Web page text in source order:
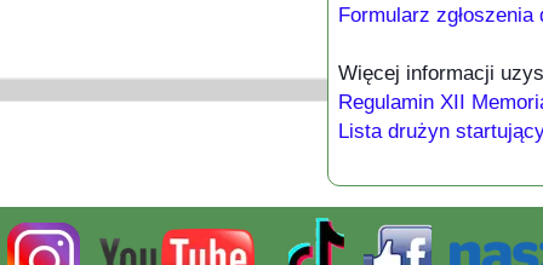
Formularz
Więcej informacji
Regulamin XII
Lista drużyn